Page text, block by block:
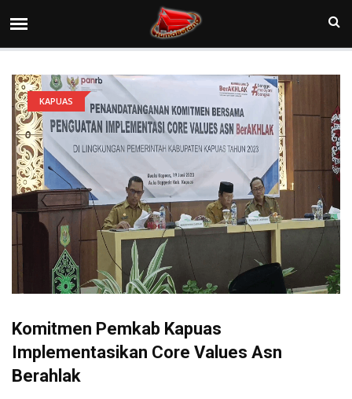
KAPUAS
Komitmen Pemkab Kapuas
Implementasikan Core Values Asn
Berahlak